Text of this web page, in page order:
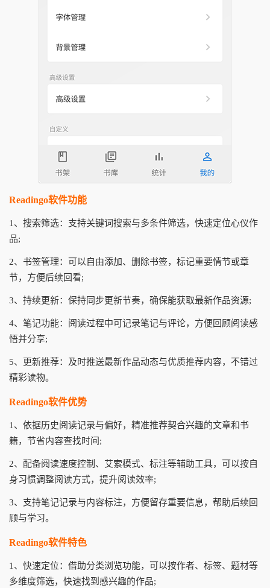
Readingo软件功能
1、搜索筛选：支持关键词搜索与多条件筛选，快速定位心仪作
品;
2、书签管理：可以自由添加、删除书签，标记重要情节或章
节，方便后续回看;
3、持续更新：保持同步更新节奏，确保能获取最新作品资源;
4、笔记功能：阅读过程中可记录笔记与评论，方便回顾阅读感
悟并分享;
5、更新推荐：及时推送最新作品动态与优质推荐内容，不错过
精彩读物。
Readingo软件优势
1、依据历史阅读记录与偏好，精准推荐契合兴趣的文章和书
籍，节省内容查找时间;
2、配备阅读速度控制、艾索模式、标注等辅助工具，可以按自
身习惯调整阅读方式，提升阅读效率;
3、支持笔记记录与内容标注，方便留存重要信息，帮助后续回
顾与学习。
Readingo软件特色
1、快速定位：借助分类浏览功能，可以按作者、标签、题材等
多维度筛选，快速找到感兴趣的作品;